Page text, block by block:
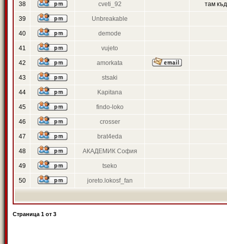
38 cveti_92 там
39 Unbreakable
40 demode
41 vujeto
42 amorkata
43 stsaki
44 Kapitana
45 findo-loko
46 crosser
47 brat4eda
48 АКАДЕМИК София
49 tseko
50 joreto.lokosf_fan
Страница 1 от 3